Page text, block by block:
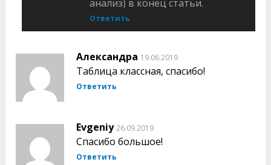
анализ) в конец статьи.
Ответить
Александра 19.06.2019
Таблица классная, спасибо!
Ответить
Evgeniy 26.09.2019
Спасибо большое!
Ответить